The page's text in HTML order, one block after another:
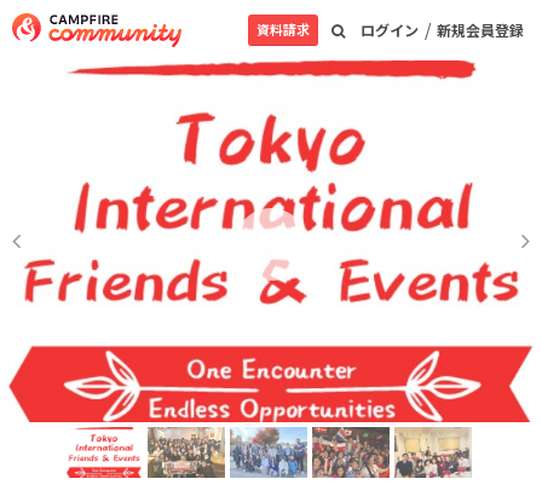
ログイン / 新規会員登録
資料請求